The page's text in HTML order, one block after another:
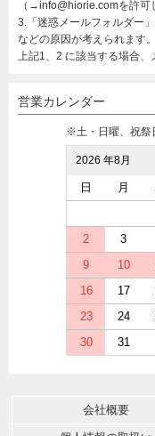
（→info@hiorie.comを許可
3.「迷惑メールフォルダー
などの原因が考えられます。
上記1、2 に該当する場合、
営業カレンダー
※土・日曜、祝祭
2026 年8月
日 月
2
3
9
10
16
17
23
24
30
31
会社概要